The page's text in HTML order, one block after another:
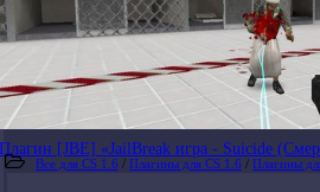
Плагин [JBE] «JailBreak игра - Suicide
Все для CS 1.6 / Плагины для CS 1.6 / Плагины